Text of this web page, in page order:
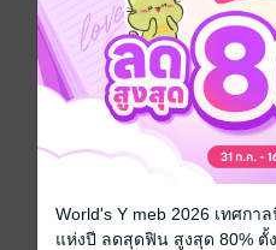
หนังสือภาพ
ประเภทไฟล์
วันที่วางขาย
ราคาปก
World's Y meb 2026 เทศก
แห่งปี ลดสุดฟิน สูงสุด 80% ตั้